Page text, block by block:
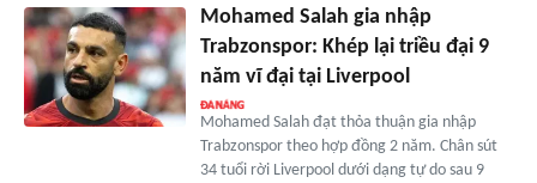
Mohamed Salah gia nhập
Trabzonspor: Khép lại triều đại 9
năm vĩ đại tại Liverpool
Mohamed Salah đạt thỏa thuận gia nhập
Trabzonspor theo hợp đồng 2 năm. Chân sút
34 tuổi rời Liverpool dưới dạng tự do sau 9